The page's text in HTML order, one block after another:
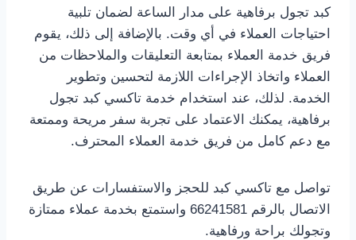
كبد تجول برفاهية على مدار الساعة لضمان تلبية
احتياجات العملاء في أي وقت. بالإضافة إلى ذلك، يقوم
فريق خدمة العملاء بمتابعة التعليقات والملاحظات من
العملاء واتخاذ الإجراءات اللازمة لتحسين وتطوير
الخدمة. لذلك، عند استخدام خدمة تاكسي كبد تجول
برفاهية، يمكنك الاعتماد على تجربة سفر مريحة وممتعة
مع دعم كامل من فريق خدمة العملاء المحترف.
تواصل مع تاكسي كبد للحجز والاستفسارات عن طريق
الاتصال بالرقم 66241581 واستمتع بخدمة عملاء ممتازة
وتجولك براحة ورفاهية.